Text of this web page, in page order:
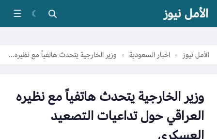
الأمل نيوز ☾
☰
الأمل نيوز » اخبار السعودية » وزير الخارجية يتحدث هاتفياً مع نظيره العراقي حول تداعيات التصعيد العسكري
وزير الخارجية يتحدث هاتفياً مع نظيره
العراقي حول تداعيات التصعيد